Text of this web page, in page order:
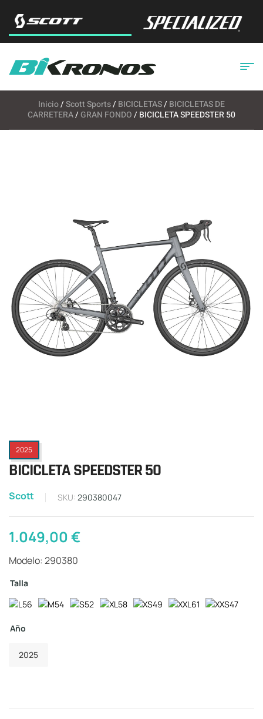
Inicio/Scott Sports/ BICICLETAS/ BICICLETAS DE
CARRETERA/ GRAN FONDO/ BICICLETA SPEEDSTER 50
2025
BICICLETA SPEEDSTER 50
Scott SKU: 290380047
1.049,00€
Modelo: 290380
Talla
Año
2025